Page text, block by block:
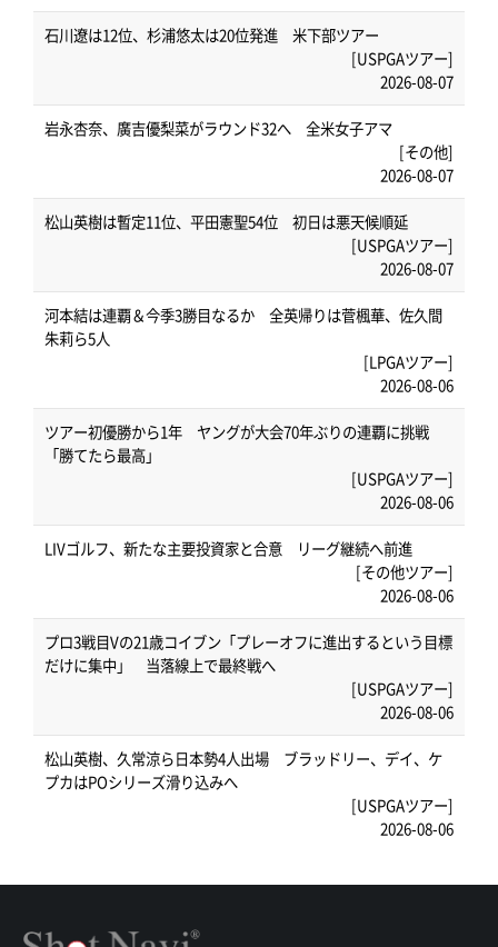
石川遼は12位、杉浦悠太は20位発進 米下部ツアー
[USPGAツアー]
2026-08-07
岩永杏奈、廣吉優梨菜がラウンド32へ 全米女子アマ
[その他]
2026-08-07
松山英樹は暫定11位、平田憲聖54位 初日は悪天候順延
[USPGAツアー]
2026-08-07
河本結は連覇＆今季3勝目なるか 全英帰りは菅楓華、佐久間
朱莉ら5人
[LPGAツアー]
2026-08-06
ツアー初優勝から1年 ヤングが大会70年ぶりの連覇に挑戦
「勝てたら最高」
[USPGAツアー]
2026-08-06
LIVゴルフ、新たな主要投資家と合意 リーグ継続へ前進
[その他ツアー]
2026-08-06
プロ3戦目Vの21歳コイブン「プレーオフに進出するという目標
だけに集中」 当落線上で最終戦へ
[USPGAツアー]
2026-08-06
松山英樹、久常涼ら日本勢4人出場 ブラッドリー、デイ、ケ
プカはPOシリーズ滑り込みへ
[USPGAツアー]
2026-08-06